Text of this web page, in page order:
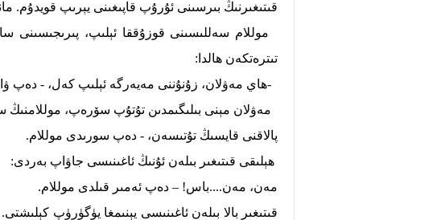
قىتىغىرنىڭ بىرسىنى ئۇرۇپ قاپىغىنى يېرىپ قويدۇم.
موللام سەللىسىنى قوزۇققا ئېلىپ، پىرىجىسىنى
تىترەتكەن ھالدا:
-ھاي مەۋلان، زۇنۇننى مەيەرگە ئېلىپ كەل، - دەپ
مەۋلان مېنى بىلىگىمدىن تۇتۇپ سۆرەپ، موللامنىڭ
پالاقنى قايسىڭ تۇتىسەن، - دەپ سورىدى موللام.
ھېلىقى قىتىغىر بىلەن ئۇنىڭ ئاغىنىسى جاۋاپ بەردى:
مەن، مەن....باس! – دەپ ئەمىر قىلدى موللام.
قىتىغىر بالا بىلەن ئاغىنىسى يېنىمغا يۈگۈرۈپ